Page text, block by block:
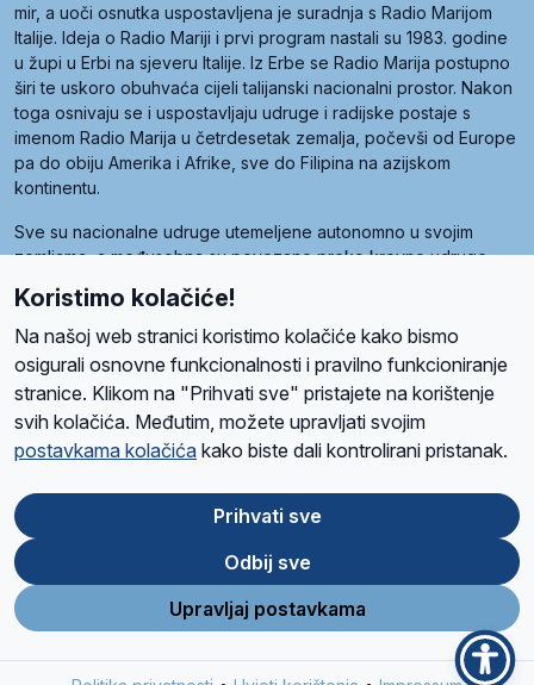
mir, a uoči osnutka uspostavljena je suradnja s Radio Marijom
Italije. Ideja o Radio Mariji i prvi program nastali su 1983. godine
u župi u Erbi na sjeveru Italije. Iz Erbe se Radio Marija postupno
širi te uskoro obuhvaća cijeli talijanski nacionalni prostor. Nakon
toga osnivaju se i uspostavljaju udruge i radijske postaje s
imenom Radio Marija u četrdesetak zemalja, počevši od Europe
pa do obiju Amerika i Afrike, sve do Filipina na azijskom
kontinentu.
Sve su nacionalne udruge utemeljene autonomno u svojim
zemljama, a međusobna su povezane preko krovne udruge
Radio Maria). Svjetsku obitelj utemeljilo je sedam članica, među
kojima je i hrvatska Udruga Radio Marija.
O namaRadio ProgramVolonteriPrijateljiKontaktPravila privatnosti
Ova stranica je zaštićena Google reCAPTCHA sustavom
Store
Google
Play
Koristimo kolačiće!
Na našoj web stranici koristimo kolačiće kako bismo
osigurali osnovne funkcionalnosti i pravilno funkcioniranje
stranice. Klikom na "Prihvati sve" pristajete na korištenje
svih kolačića. Međutim, možete upravljati svojim
postavkama kolačića kako biste dali kontrolirani pristanak.
Prihvati sve
Odbij sve
Upravljaj postavkama